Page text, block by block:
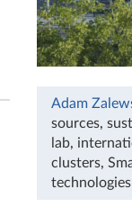
Adam
sources,
lab,
clusters,
technologies